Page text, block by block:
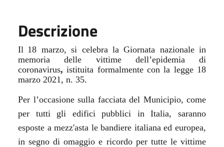
Descrizione
Il 18 marzo, si celebra la Giornata nazionale in
memoria delle vittime dell’epidemia di
coronavirus,istituita formalmente con la legge 18
marzo 2021, n. 35.
Per l’occasione sulla facciata del Municipio, come
per tutti gli edifici pubblici in Italia, saranno
esposte a mezz'asta le bandiere italiana ed europea,
in segno di omaggio e ricordo per tutte le vittime